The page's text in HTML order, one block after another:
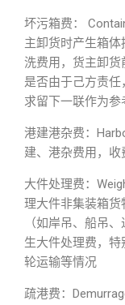
坏污箱费：
主卸货时产生箱
洗费用，货主卸
是否由于己方责
求留下一联作为参
港建港杂费：
建、港杂费用，
大件处理费：
理大件非集装箱
（如岸吊、船吊
生大件处理费，
轮运输等情况
疏港费：